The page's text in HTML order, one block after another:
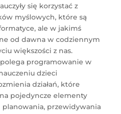
się korzystać z
myślowych, które są
ale w jakimś
od dawna w codziennym
większości z nas.
programowanie w
dzieci
działań, które
na pojedyncze elementy
planowania, przewidywania